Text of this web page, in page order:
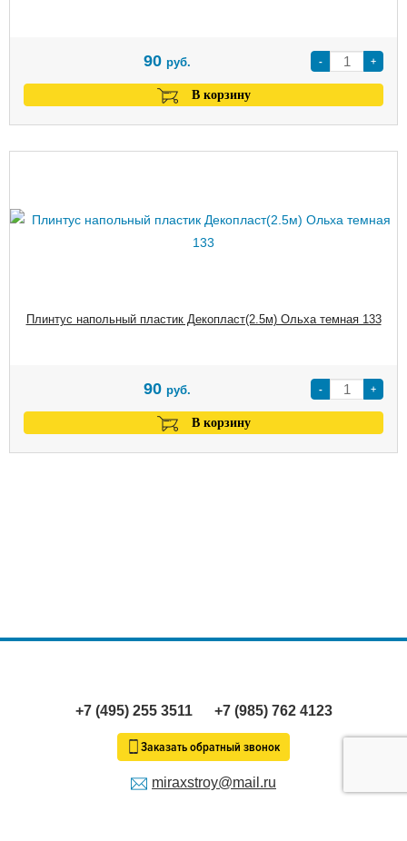
- +
90 руб.
В корзину
Плинтус напольный пластик Декопласт(2.5м) Ольха темная 133
- +
90 руб.
В корзину
+7 (495) 255 3511 +7 (985) 762 4123
Заказать обратный звонок
miraxstroy@mail.ru